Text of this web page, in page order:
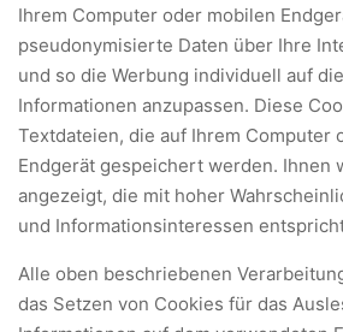
Ihrem Computer oder mobilen
pseudonymisierte Daten über Ihre
und so die Werbung individuell auf
Informationen anzupassen. Diese
Textdateien, die auf Ihrem Computer
Endgerät gespeichert werden. Ihnen
angezeigt, die mit hoher
und Informationsinteressen
Alle oben beschriebenen
das Setzen von Cookies für das